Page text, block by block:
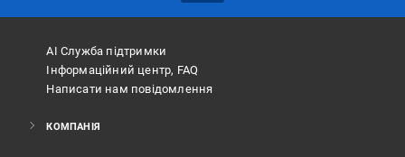
АІ Служба підтримки
Інформаційний центр, FAQ
Написати нам повідомлення
КОМПАНІЯ